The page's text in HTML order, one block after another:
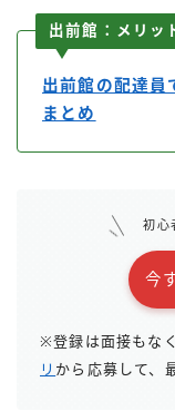
出前館：メリッ
出前館の配達員
まとめ
初心
今
※登録は面接もな
リ から応募して、